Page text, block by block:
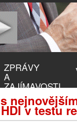
ZPRÁVY
A
ZAJÍMAVOSTI
v testu